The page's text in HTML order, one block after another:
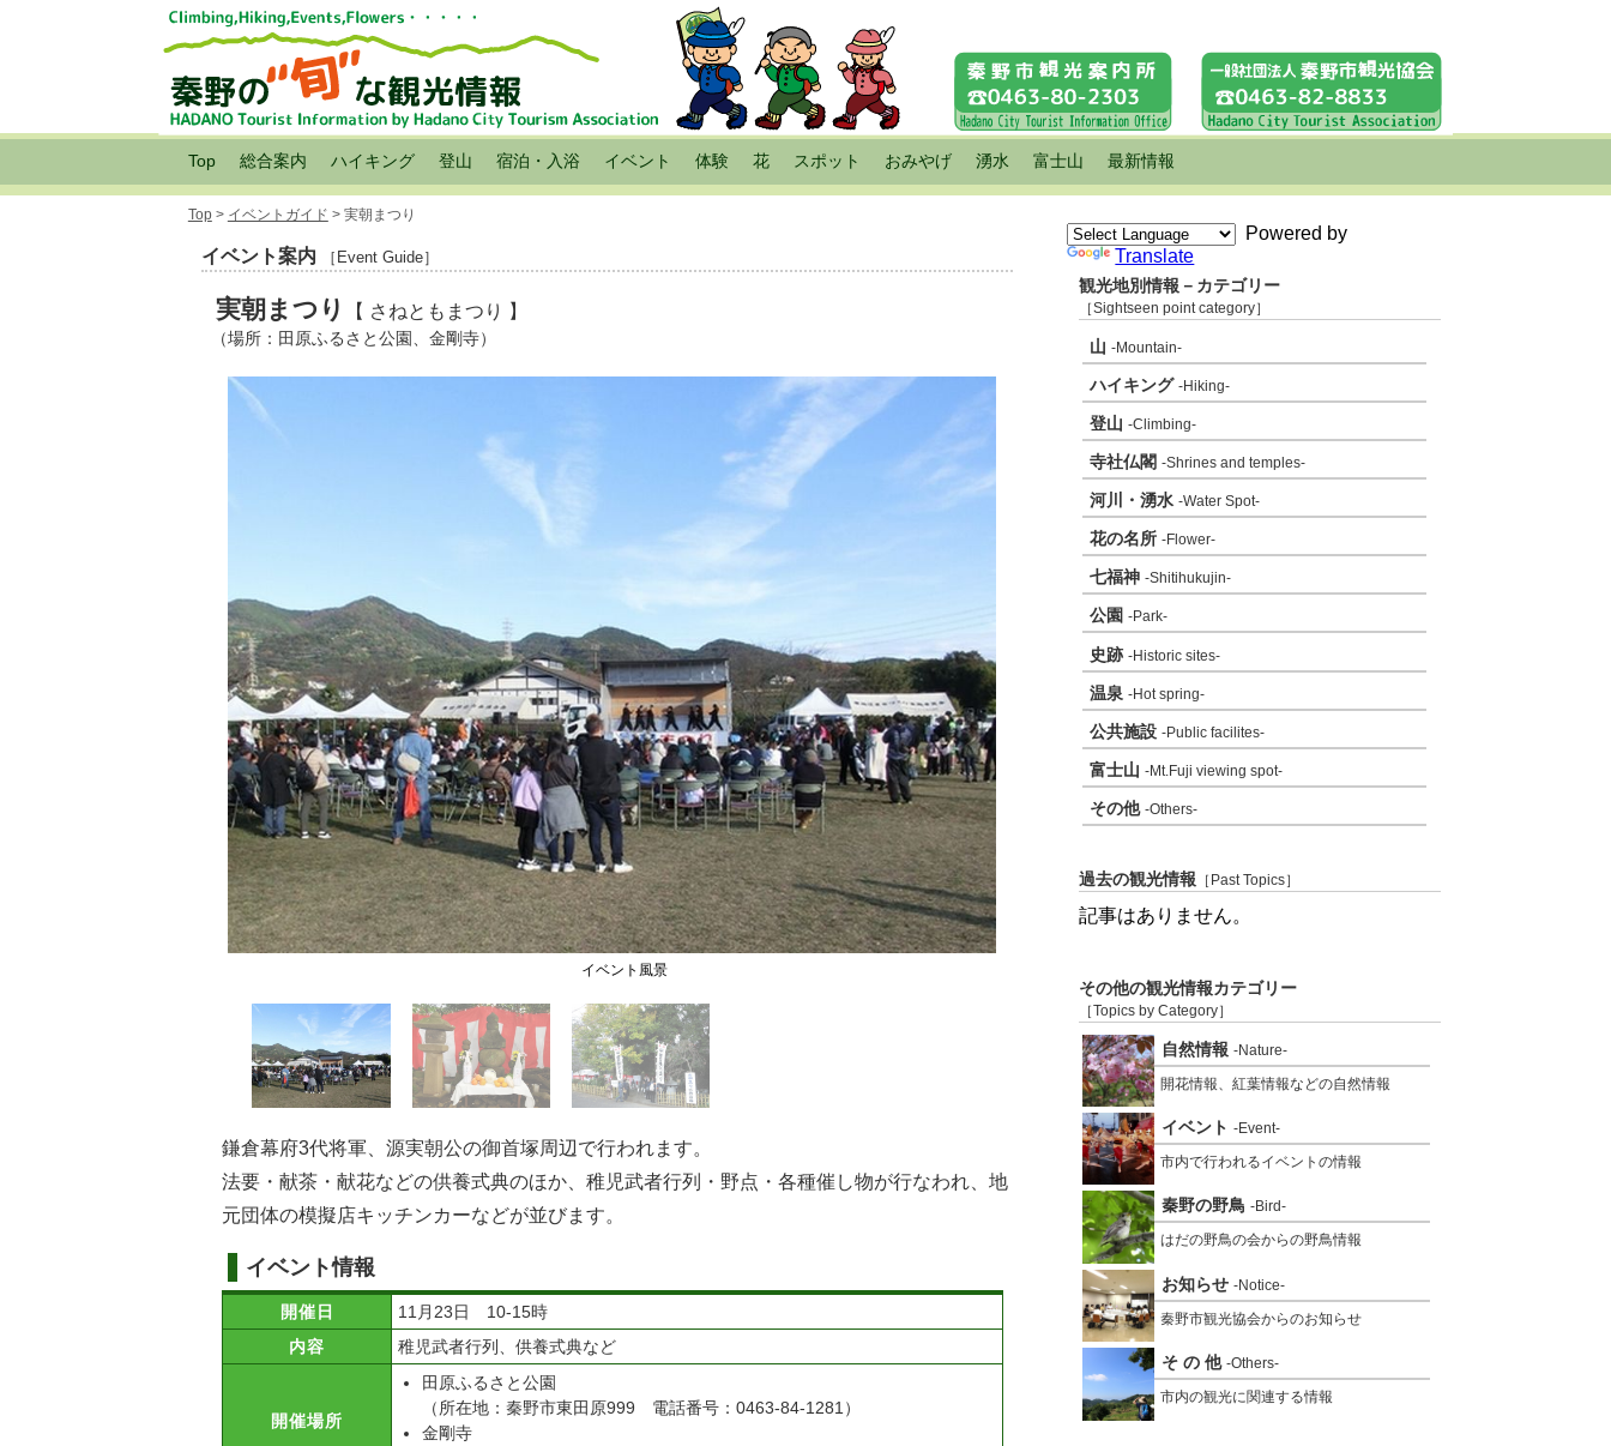
Top 総合案内 ハイキング 登山 宿泊・入浴 イベント 体験 花 スポット おみやげ 湧水 富士山 最新情報
Top> イベントガイド > 実朝まつり
イベント案内 ［Event Guide］
実朝まつり 【 さねともまつり 】
（場所：田原ふるさと公園、金剛寺）
イベント風景
鎌倉幕府3代将軍、源実朝公の御首塚周辺で行われます。
法要・献茶・献花などの供養式典のほか、稚児武者行列・野点・各種催し物が行なわれ、地
元団体の模擬店キッチンカーなどが並びます。
イベント情報
開催日
11月23日 10-15時
内容
稚児武者行列、供養式典など
開催場所
田原ふるさと公園
（所在地：秦野市東田原999 電話番号：0463-84-1281）
金剛寺
Powered by
Translate
観光地別情報－カテゴリー
［Sightseen point category］
山 -Mountain-
ハイキング -Hiking-
登山 -Climbing-
寺社仏閣 -Shrines and temples-
河川・湧水 -Water Spot-
花の名所 -Flower-
七福神 -Shitihukujin-
公園 -Park-
史跡 -Historic sites-
温泉 -Hot spring-
公共施設 -Public facilites-
富士山 -Mt.Fuji viewing spot-
その他 -Others-
過去の観光情報 ［Past Topics］
記事はありません。
その他の観光情報カテゴリー
［Topics by Category］
自然情報-Nature-
開花情報、紅葉情報などの自然情報
イベント-Event-
市内で行われるイベントの情報
秦野の野鳥-Bird-
はだの野鳥の会からの野鳥情報
お知らせ-Notice-
秦野市観光協会からのお知らせ
そ の 他-Others-
市内の観光に関連する情報